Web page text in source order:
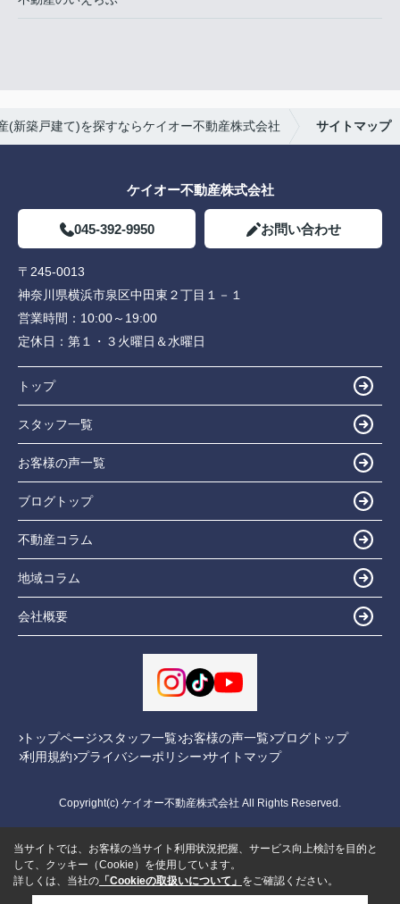
(新築戸建て)を探すならケイオー不動産株式会社 サイトマップ
ケイオー不動産株式会社
045-392-9950 お問い合わせ
〒245-0013
神奈川県横浜市泉区中田東２丁目１－１
営業時間： 10:00～19:00
定休日： 第１・３火曜日＆水曜日
トップ
スタッフ一覧
お客様の声一覧
ブログトップ
不動産コラム
地域コラム
会社概要
トップページ スタッフ一覧 お客様の声一覧 ブログトップ
利用規約 プライバシーポリシー サイトマップ
Copyright(c) ケイオー不動産株式会社 All Rights Reserved.
当サイトでは、お客様の当サイト利用状況把握、サービス向上検討を目的と
して、クッキー（Cookie）を使用しています。
詳しくは、当社の 「Cookieの取扱いについて」 をご確認ください。